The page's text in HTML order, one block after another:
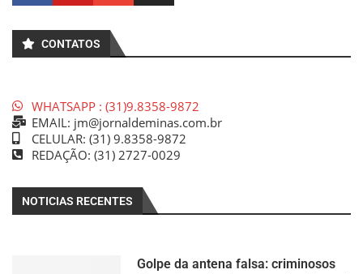
CONTATOS
WHATSAPP : (31)9.8358-9872
EMAIL: jm@jornaldeminas.com.br
CELULAR: (31) 9.8358-9872
REDAÇÃO: (31) 2727-0029
NOTICIAS RECENTES
Golpe da antena falsa: criminosos